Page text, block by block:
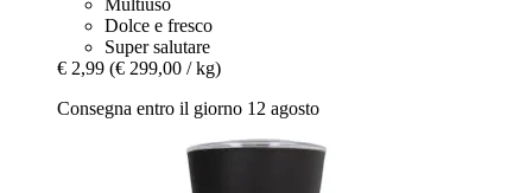
Multiuso
Dolce e fresco
Super salutare
€ 2,99 (€ 299,00 / kg)
Consegna entro il giorno 12 agosto